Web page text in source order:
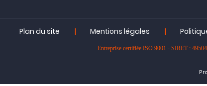
Plan du site | Mentions légales |
Entreprise certifiée ISO 9001 - SIRET :